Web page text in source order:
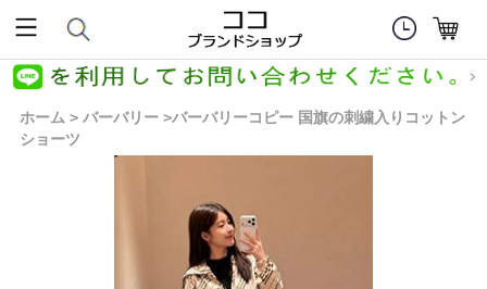
ホーム > バーバリー >バーバリーコピー 国旗の刺繍入りコットン
ショーツ